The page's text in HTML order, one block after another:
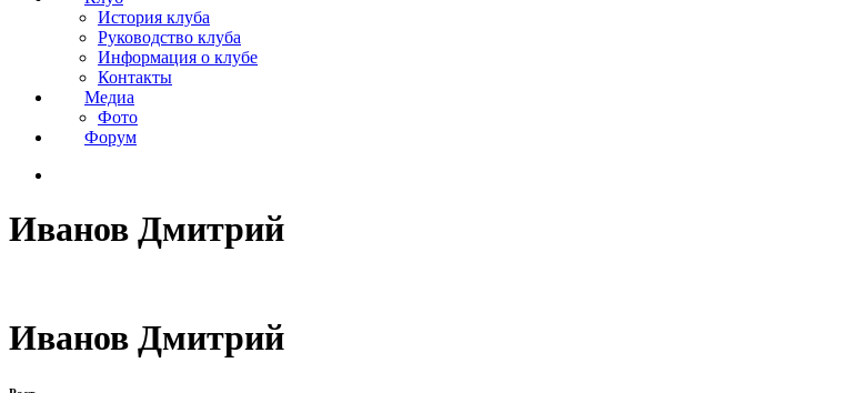
История клуба
Руководство клуба
Информация о клубе
Контакты
Медиа
Фото
Форум
Иванов Дмитрий
Иванов Дмитрий